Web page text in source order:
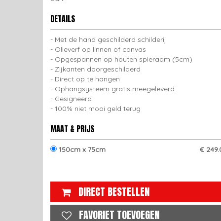
DETAILS
Met de hand geschilderd schilderij
Olieverf op linnen of canvas
Opgespannen op houten spieraam (5cm)
Zijkanten doorgeschilderd
Direct op te hangen
Ophangsysteem gratis meegeleverd
Gesigneerd
100% niet mooi geld terug
MAAT & PRIJS
150cm x 75cm €
DIRECT BESTELLEN
FAVORIET TOEVOEGEN